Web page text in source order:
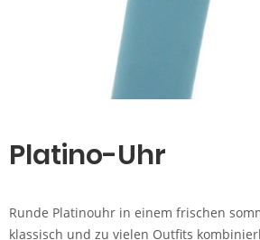
Platino-Uhr
Runde Platinouhr in einem frischen
klassisch und zu vielen Outfits